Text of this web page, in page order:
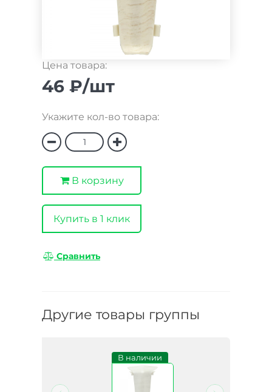
Цена товара:
46 ₽/шт
Укажите кол-во товара:
В корзину
Купить в 1 клик
Сравнить
Другие товары группы
В наличии